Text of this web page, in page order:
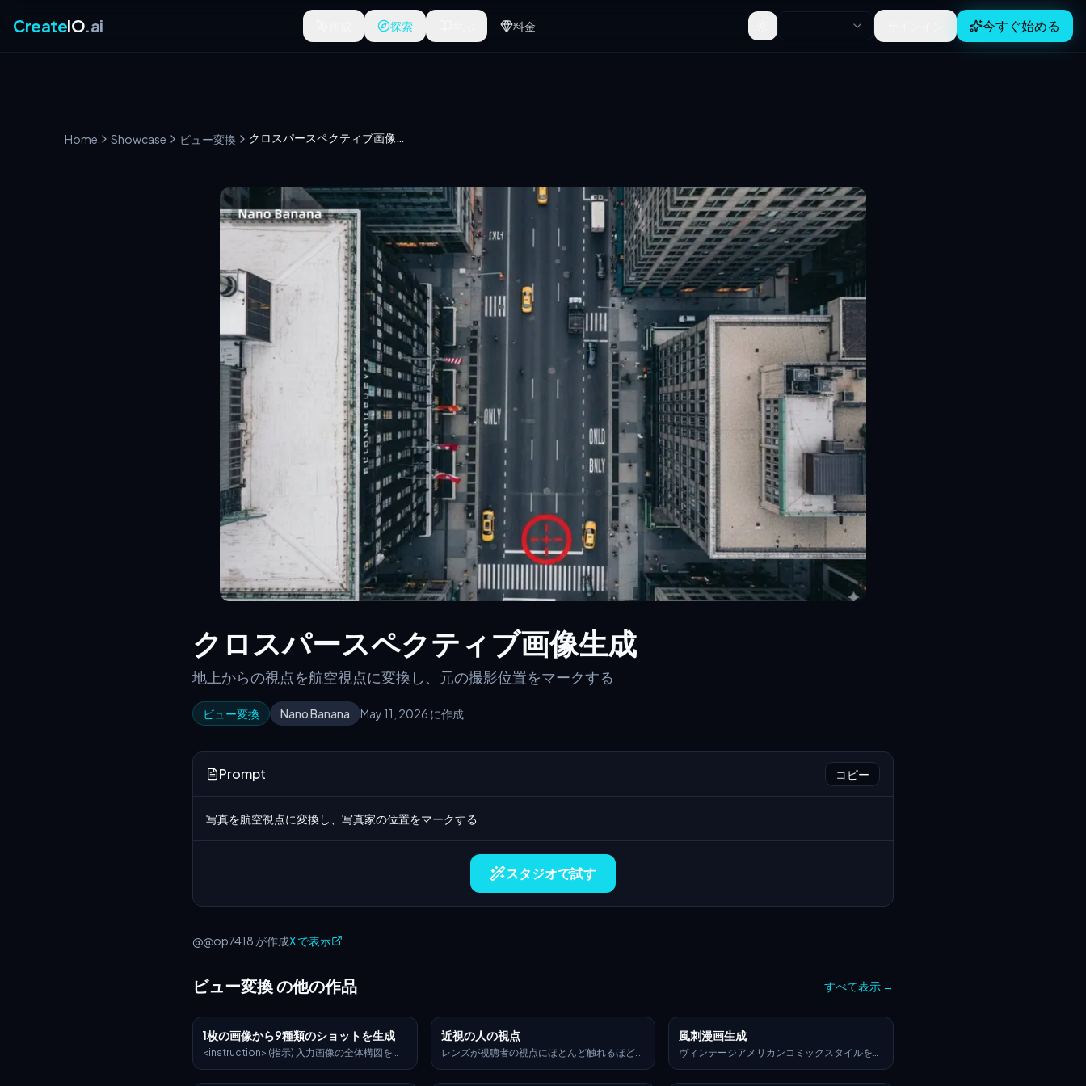
CreateIO.ai 探索 料金 Toggle theme 今すぐ始める
Home Showcase ビュー変換 クロスパースペクティブ画像生成
クロスパースペクティブ画像生成
地上からの視点を航空視点に変換し、元の撮影位置をマークする
ビュー変換 Nano Banana May 11, 2026 に作成
Prompt コピー
写真を航空視点に変換し、写真家の位置をマークする
スタジオで試す
@@op7418 が作成X で表示
ビュー変換 の他の作品 すべて表示 →
1枚の画像から9種類のショットを生成
<instruction> (指示) 入力画像の全体構図を分
近視の人の視点
レンズが視聴者の視点にほとんど触れるほど、
風刺漫画生成
ヴィンテージアメリカンコミックスタイルを使